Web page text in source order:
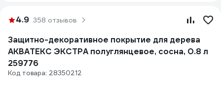
4.9 358 отзывов
Защитно-декоративное покрытие для дерева
АКВАТЕКС ЭКСТРА полуглянцевое, сосна, 0.8 л
259776
Код товара: 28350212